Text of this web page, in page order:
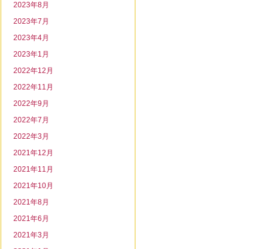
2023年8月
2023年7月
2023年4月
2023年1月
2022年12月
2022年11月
2022年9月
2022年7月
2022年3月
2021年12月
2021年11月
2021年10月
2021年8月
2021年6月
2021年3月